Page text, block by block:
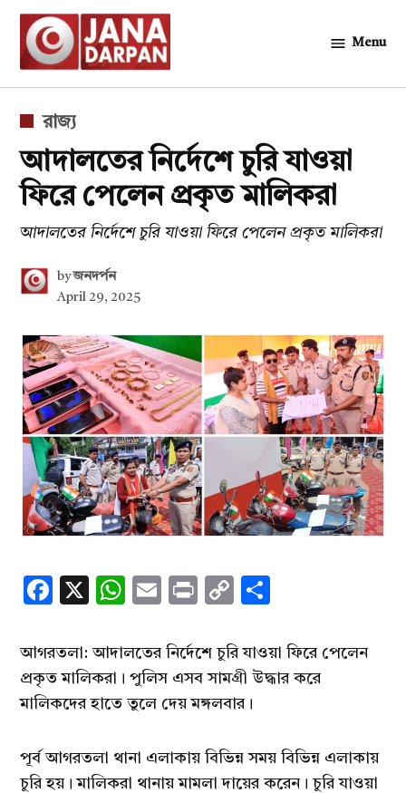
Skip
content
Menu
POSTED
IN
রাজ্য
আদালতের নির্দেশে চুরি যাওয়া
ফিরে পেলেন প্রকৃত মালিকরা
আদালতের নির্দেশে চুরি যাওয়া ফিরে পেলেন প্রকৃত মালিকরা
by জনদর্পন
April 29, 2025
Facebook
X WhatsApp
EmailPrintCopy
আগরতলা: আদালতের নির্দেশে চুরি যাওয়া ফিরে পেলেন
প্রকৃত মালিকরা। পুলিস এসব সামগ্রী উদ্ধার করে
মালিকদের হাতে তুলে দেয় মঙ্গলবার।
পূর্ব আগরতলা থানা এলাকায় বিভিন্ন সময় বিভিন্ন এলাকায়
চুরি হয়। মালিকরা থানায় মামলা দায়ের করেন। চুরি যাওয়া